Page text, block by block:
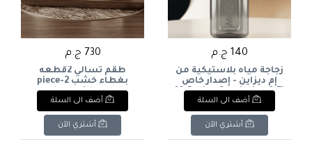
140 ج.م
زجاجة مياه بلاستيكية من
إم ديزاين - إصدار خاص
(0.5 لتر)M-Design Special
Edition Plastic Water
Bottle (0.5L
أضف الى السلة
أشتري الآن
730 ج.م
طقم تسالي 2قطعه
بغطاء خشب 2-piece
snack set with wooden
lid
أضف الى السلة
أشتري الآن